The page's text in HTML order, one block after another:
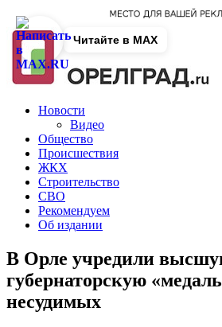
Новости
Видео
Общество
Происшествия
ЖКХ
Строительство
СВО
Рекомендуем
Об издании
В Орле учредили
губернаторскую
несудимых
Читайте в MAX